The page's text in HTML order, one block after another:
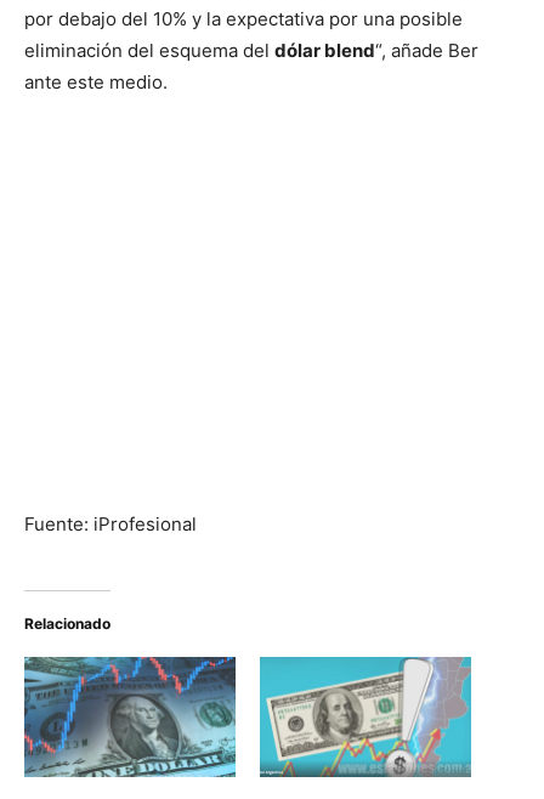
por debajo del 10% y la expectativa por una posible
eliminación del esquema del dólar blend“, añade Ber
ante este medio.
Fuente: iProfesional
Relacionado